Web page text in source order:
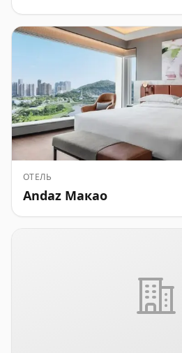
ОТЕЛЬ
Andaz Макао